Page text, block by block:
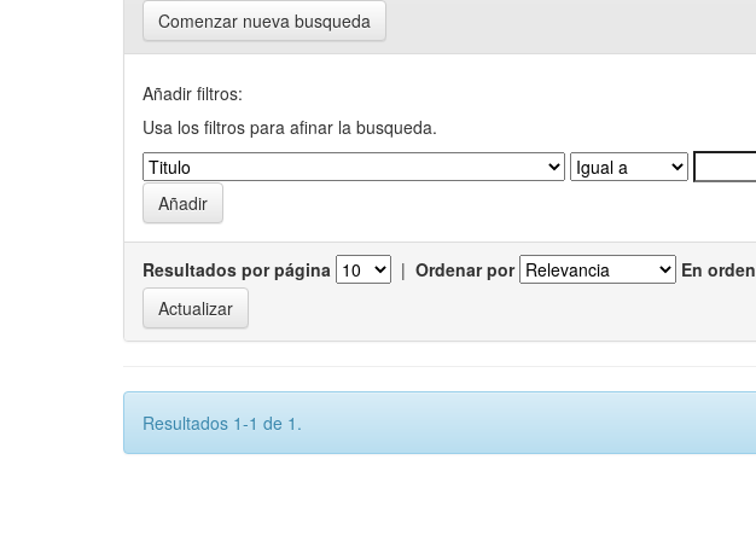
Comenzar nueva busqueda
Añadir filtros:
Usa los filtros para afinar la busqueda.
Resultados por página | Ordenar por En orden
Resultados 1-1 de 1.